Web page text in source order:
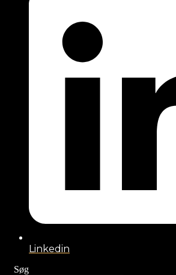
Linkedin
Søg